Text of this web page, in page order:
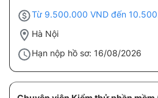
Từ 9.500.000 VND đến
Hà Nội
Hạn nộp hồ sơ: 16/08/2026